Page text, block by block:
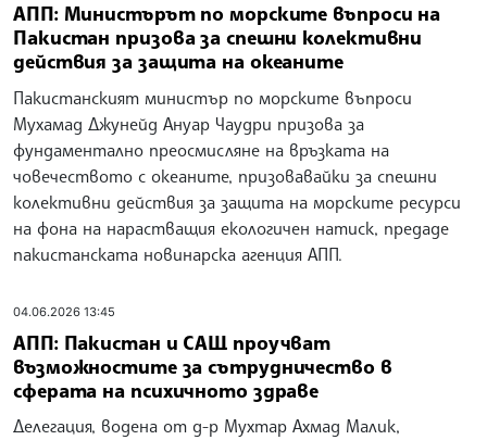
АПП: Министърът по морските въпроси на
Пакистан призова за спешни колективни
действия за защита на океаните
Пакистанският министър по морските въпроси
Мухамад Джунейд Ануар Чаудри призова за
фундаментално преосмисляне на връзката на
човечеството с океаните, призовавайки за спешни
колективни действия за защита на морските ресурси
на фона на нарастващия екологичен натиск, предаде
пакистанската новинарска агенция АПП.
04.06.2026 13:45
АПП: Пакистан и САЩ проучват
възможностите за сътрудничество в
сферата на психичното здраве
Делегация, водена от д-р Мухтар Ахмад Малик,